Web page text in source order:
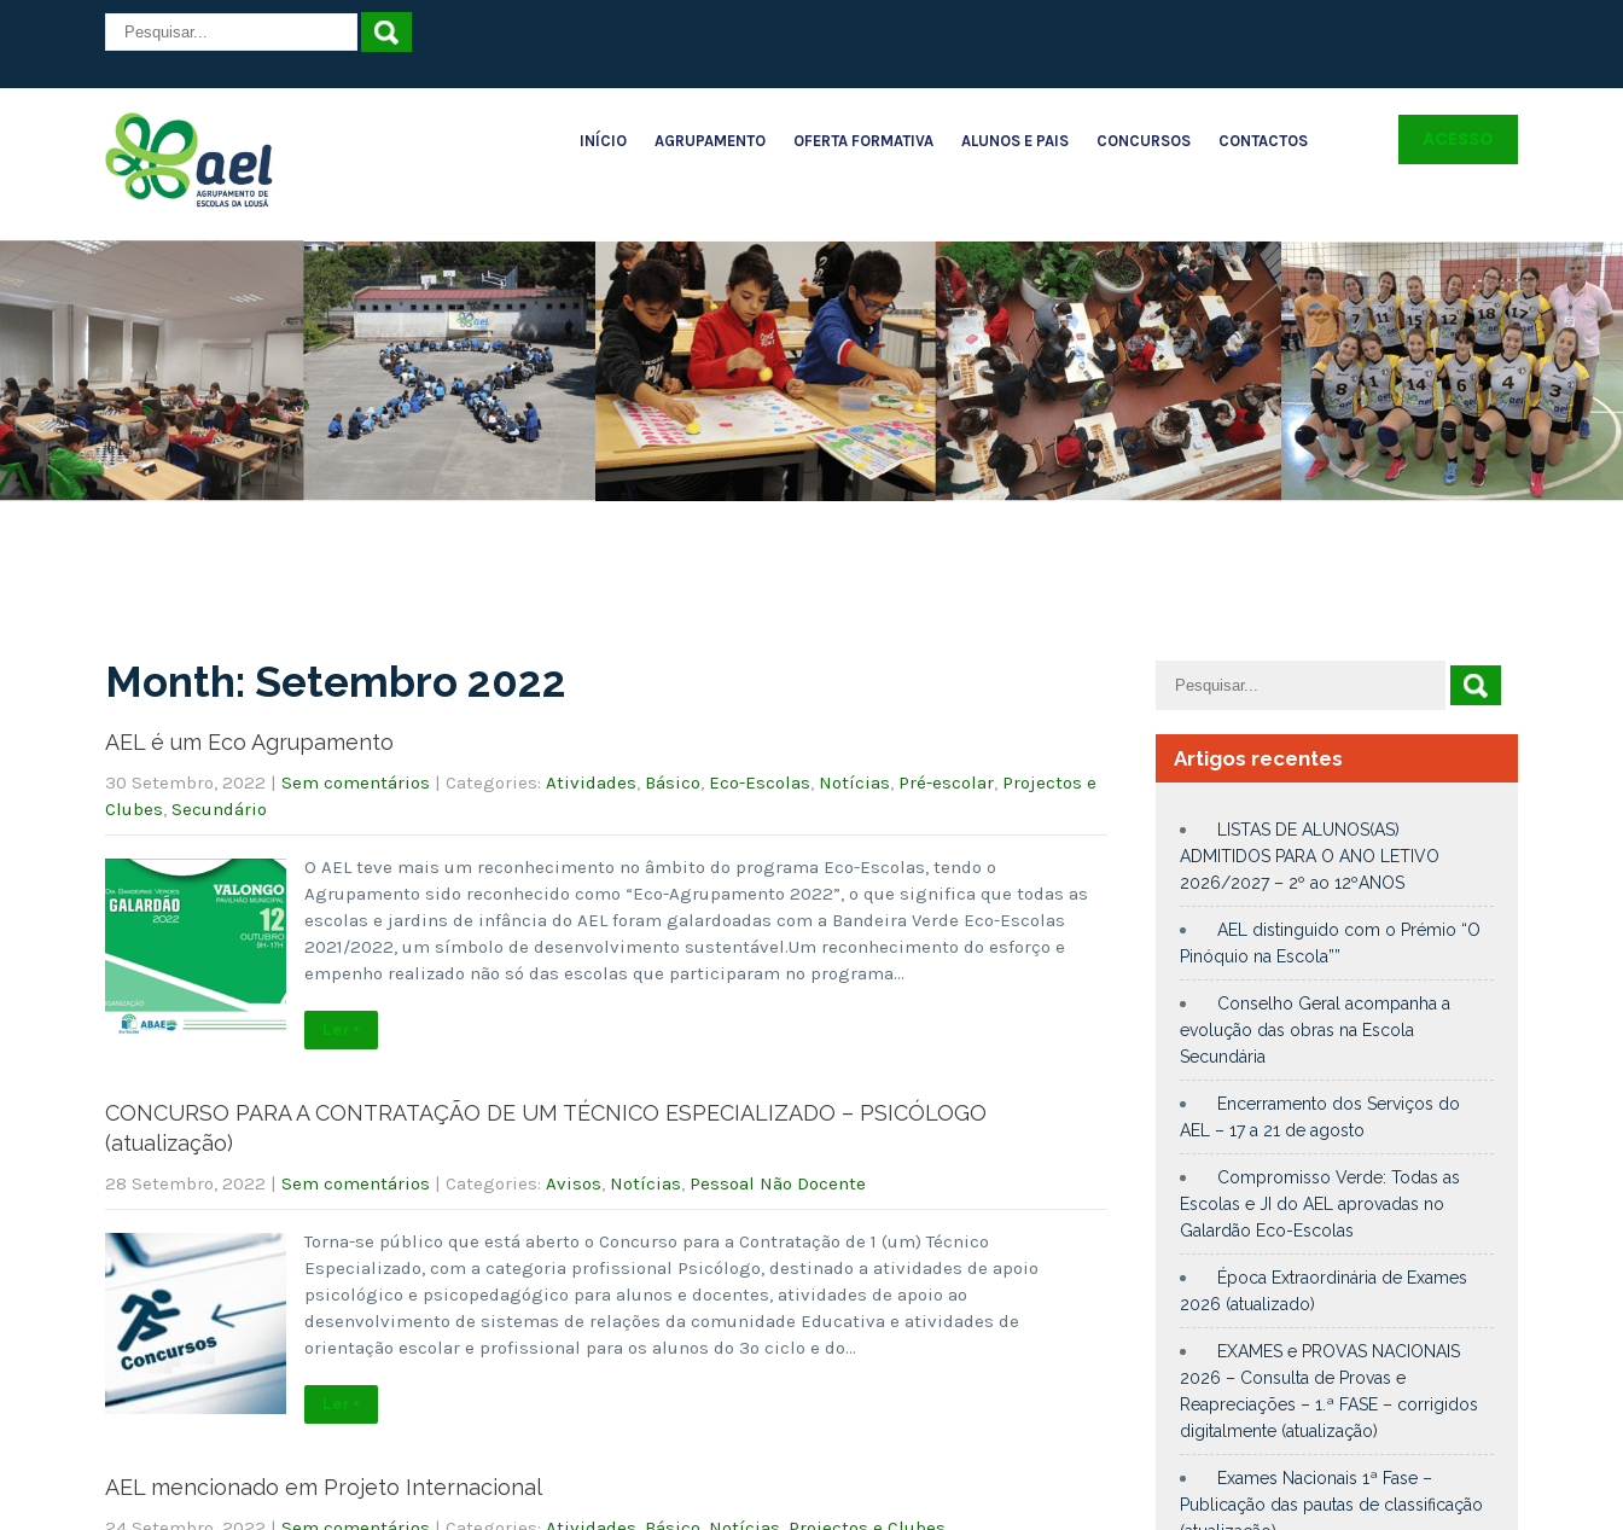
INÍCIO AGRUPAMENTO OFERTA FORMATIVA ALUNOS E PAIS CONCURSOS CONTACTOS ACESSO
Month: Setembro 2022
AEL é um Eco Agrupamento
30 Setembro, 2022 | Sem comentários | Categories: Atividades, Básico, Eco-Escolas, Notícias, Pré-escolar, Projectos e
Clubes, Secundário
O AEL teve mais um reconhecimento no âmbito do programa Eco-Escolas, tendo o
Agrupamento sido reconhecido como “Eco-Agrupamento 2022”, o que significa que todas as
escolas e jardins de infância do AEL foram galardoadas com a Bandeira Verde Eco-Escolas
2021/2022, um símbolo de desenvolvimento sustentável.Um reconhecimento do esforço e
empenho realizado não só das escolas que participaram no programa…
Ler +
CONCURSO PARA A CONTRATAÇÃO DE UM TÉCNICO ESPECIALIZADO – PSICÓLOGO
(atualização)
28 Setembro, 2022 | Sem comentários | Categories: Avisos, Notícias, Pessoal Não Docente
Torna-se público que está aberto o Concurso para a Contratação de 1 (um) Técnico
Especializado, com a categoria profissional Psicólogo, destinado a atividades de apoio
psicológico e psicopedagógico para alunos e docentes, atividades de apoio ao
desenvolvimento de sistemas de relações da comunidade Educativa e atividades de
orientação escolar e profissional para os alunos do 3º ciclo e do…
Ler +
AEL mencionado em Projeto Internacional
Artigos recentes
LISTAS DE ALUNOS(AS)
ADMITIDOS PARA O ANO LETIVO
2026/2027 – 2º ao 12ºANOS
AEL distinguido com o Prémio “O
Pinóquio na Escola””
Conselho Geral acompanha a
evolução das obras na Escola
Secundária
Encerramento dos Serviços do
AEL – 17 a 21 de agosto
Compromisso Verde: Todas as
Escolas e JI do AEL aprovadas no
Galardão Eco-Escolas
Época Extraordinária de Exames
2026 (atualizado)
EXAMES e PROVAS NACIONAIS
2026 – Consulta de Provas e
Reapreciações – 1.ª FASE – corrigidos
digitalmente (atualização)
Exames Nacionais 1ª Fase –
Publicação das pautas de classificação